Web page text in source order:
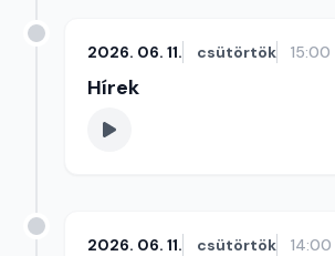
2026. 06. 11. csütörtök 15:00
Hírek
2026. 06. 11. csütörtök 14:00